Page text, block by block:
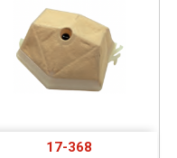
17-368